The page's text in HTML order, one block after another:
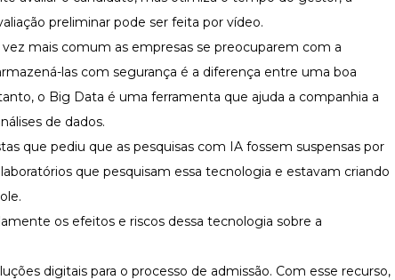
preliminar pode ser feita por vídeo.
mais comum as empresas se preocuparem com a
las com segurança é a diferença entre uma boa
o Big Data é uma ferramenta que ajuda a companhia a
de dados.
que pediu que as pesquisas com IA fossem suspensas por
que pesquisam essa tecnologia e estavam criando
os efeitos e riscos dessa tecnologia sobre a
digitais para o processo de admissão. Com esse recurso,